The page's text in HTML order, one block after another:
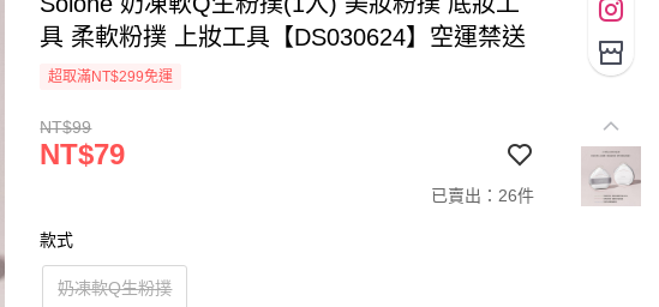
具 柔軟粉撲 上妝工具【DS030624】空運禁送
超取滿NT$299免運
NT$99
NT$79
已賣出：26件
款式
奶凍軟Q生粉撲